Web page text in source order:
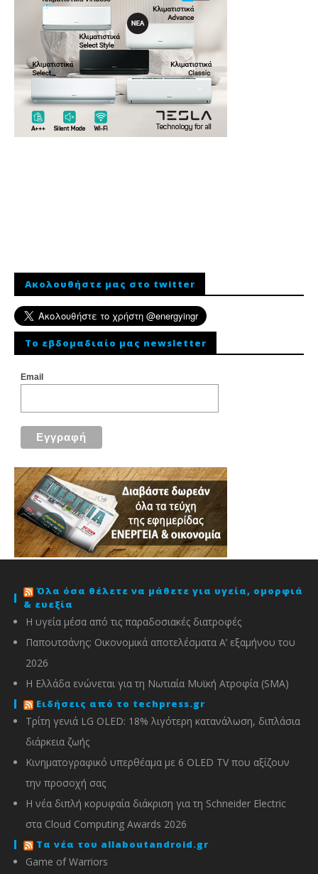
Ακολουθήστε μας στο twitter
To εβδομαδιαίο μας newsletter
Email
Όλα όσα θέλετε να μάθετε για υγεία, ομορφιά
& ευεξία
Η υγεία μέσα από τις παραδοσιακές διατροφές
Παπουτσάνης: Οικονομικά αποτελέσματα Α’ εξαμήνου του
2026
Η Ελλάδα ενώνεται για τη Νωτιαία Μυϊκή Ατροφία (SMA)
Ειδήσεις από το techpress.gr
Τρίτη γενιά LG OLED: 18% λιγότερη κατανάλωση, διπλάσια
διάρκεια ζωής
Κινηματογραφικό υπερθέαμα με 6 OLED TV που αξίζουν
την προσοχή σας
Η νέα διπλή κορυφαία διάκριση για τη Schneider Electric
στα Cloud Computing Awards 2026
Τα νέα του allaboutandroid.gr
Game of Warriors